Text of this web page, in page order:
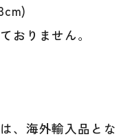
おりません。
、海外輸入品とな